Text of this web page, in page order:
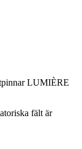
LUMIÈRE
fält är